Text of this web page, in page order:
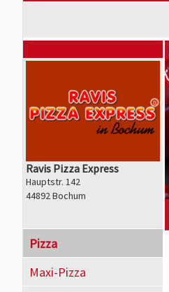
Ravis Pizza Express
Hauptstr. 142
44892 Bochum
Pizza
Maxi-Pizza